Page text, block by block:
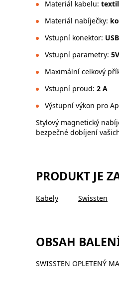
Materiál kabelu:
Materiál nabíječky:
Vstupní konektor:
Vstupní parametry:
Maximální celkový
Vstupní proud: 2 A
Výstupní výkon pro
Stylový magnetický
bezpečné dobíjení
PRODUKT JE
Kabely Swissten
OBSAH
SWISSTEN OPLETENÝ